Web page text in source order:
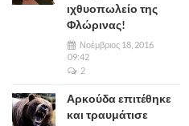
ιχθυοπωλείο της
Φλώρινας!
Νοέμβριος 18, 2016
09:42
2
Αρκούδα επιτέθηκε
και τραυμάτισε